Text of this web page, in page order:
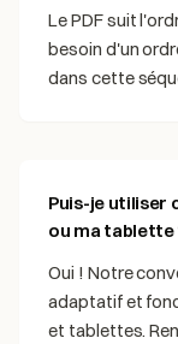
Le PDF suit
besoin d'un
dans cette
Puis-je utiliser
ou ma tablette
Oui ! Notre
adaptatif et
et tablettes.